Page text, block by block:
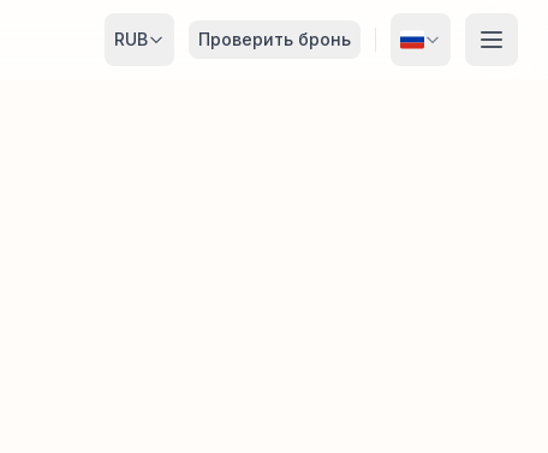
RUB Проверить бронь